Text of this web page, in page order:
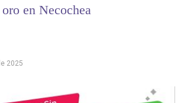
en Necochea
2025